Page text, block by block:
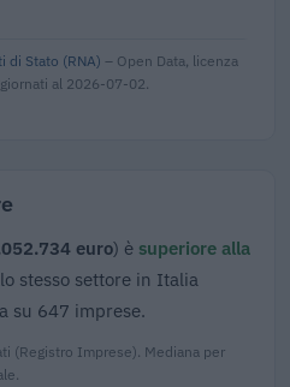
di Stato (RNA) – Open Data, licenza
al 2026-07-02.
euro) è superiore alla
stesso settore in Italia
su 647 imprese.
(Registro Imprese). Mediana per